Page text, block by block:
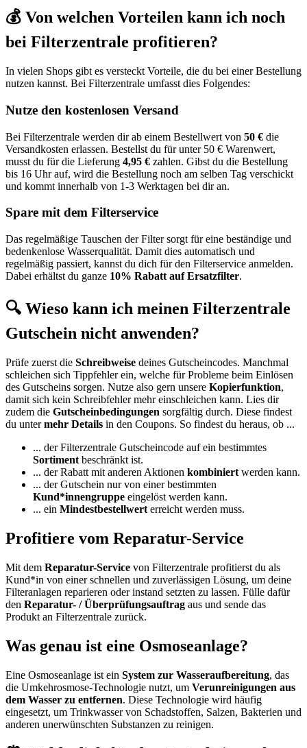
💰 Von welchen Vorteilen kann ich noch
bei Filterzentrale profitieren?
In vielen Shops gibt es versteckt Vorteile, die du bei einer Bestellung
nutzen kannst. Bei Filterzentrale umfasst dies Folgendes:
Nutze den kostenlosen Versand
Bei Filterzentrale werden dir ab einem Bestellwert von 50 € die
Versandkosten erlassen. Bestellst du für unter 50 € Warenwert,
musst du für die Lieferung 4,95 € zahlen. Gibst du die Bestellung
bis 16 Uhr auf, wird die Bestellung noch am selben Tag verschickt
und kommt innerhalb von 1-3 Werktagen bei dir an.
Spare mit dem Filterservice
Das regelmäßige Tauschen der Filter sorgt für eine beständige und
bedenkenlose Wasserqualität. Damit dies automatisch und
regelmäßig passiert, kannst du dich für den Filterservice anmelden.
Dabei erhältst du ganze 10% Rabatt auf Ersatzfilter.
🔍 Wieso kann ich meinen Filterzentrale
Gutschein nicht anwenden?
Prüfe zuerst die Schreibweise deines Gutscheincodes. Manchmal
schleichen sich Tippfehler ein, welche für Probleme beim Einlösen
des Gutscheins sorgen. Nutze also gern unsere Kopierfunktion,
damit sich kein Schreibfehler mehr einschleichen kann. Lies dir
zudem die Gutscheinbedingungen sorgfältig durch. Diese findest
du untermehr Details in den Coupons. So findest du heraus, ob ...
... der Filterzentrale Gutscheincode auf ein bestimmtes
Sortiment beschränkt ist.
... der Rabatt mit anderen Aktionen kombiniert werden kann.
... der Gutschein nur von einer bestimmten
Kund*innengruppe eingelöst werden kann.
... ein Mindestbestellwert erreicht werden muss.
Profitiere vom Reparatur-Service
Mit dem Reparatur-Service von Filterzentrale profitierst du als
Kund*in von einer schnellen und zuverlässigen Lösung, um deine
Filteranlagen reparieren oder instand setzten zu lassen. Fülle dafür
den Reparatur- / Überprüfungsauftrag aus und sende das
Produkt an Filterzentrale zurück.
Was genau ist eine Osmoseanlage?
Eine Osmoseanlage ist ein System zur Wasseraufbereitung, das
die Umkehrosmose-Technologie nutzt, um Verunreinigungen aus
dem Wasser zu entfernen. Diese Technologie wird häufig
eingesetzt, um Trinkwasser von Schadstoffen, Salzen, Bakterien und
anderen unerwünschten Substanzen zu reinigen.